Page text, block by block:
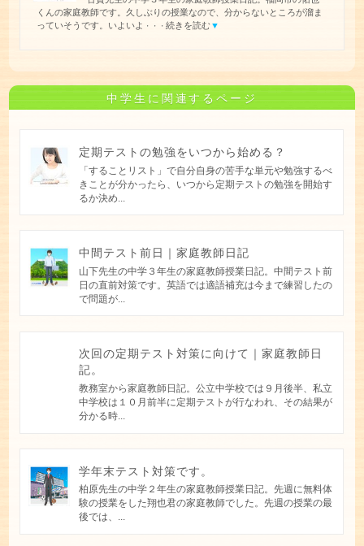
くんの家庭教師です。久しぶりの授業なので、分からないところが溜ま
っていそうです。いよいよ ・・・ 続きを読む▼
中学生に関連するページ
定期テストの勉強をいつから始める？
「することリスト」で自分自身の苦手な単元や勉強するべ
きことが分かったら、いつから定期テストの勉強を開始す
るか決め...
中間テスト前日｜家庭教師日記
山下先生の中学３年生の家庭教師授業日記。中間テスト前
日の直前対策です。英語では適語補充は今まで練習したの
で問題が...
次回の定期テスト対策に向けて｜家庭教師日
記。
教務室から家庭教師日記。公立中学校では９月後半、私立
中学校は１０月前半に定期テストが行なわれ、その結果が
分かる時...
学年末テスト対策です。
柏原先生の中学２年生の家庭教師授業日記。先週に無料体
験の授業をした翔也君の家庭教師でした。先週の授業の最
後では、...